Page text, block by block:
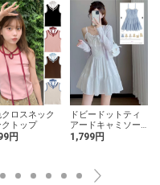
ロスネック
クトップ
円
ドビードットティ
アードキャミソー
ルワンピース
1,799円